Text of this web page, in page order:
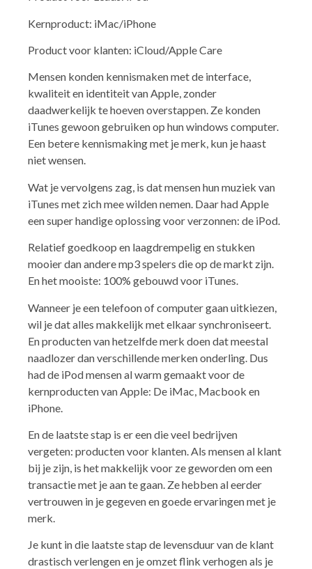
Kernproduct: iMac/iPhone
Product voor klanten: iCloud/Apple Care
Mensen konden kennismaken met de interface,
kwaliteit en identiteit van Apple, zonder
daadwerkelijk te hoeven overstappen. Ze konden
iTunes gewoon gebruiken op hun windows computer.
Een betere kennismaking met je merk, kun je haast
niet wensen.
Wat je vervolgens zag, is dat mensen hun muziek van
iTunes met zich mee wilden nemen. Daar had Apple
een super handige oplossing voor verzonnen: de iPod.
Relatief goedkoop en laagdrempelig en stukken
mooier dan andere mp3 spelers die op de markt zijn.
En het mooiste: 100% gebouwd voor iTunes.
Wanneer je een telefoon of computer gaan uitkiezen,
wil je dat alles makkelijk met elkaar synchroniseert.
En producten van hetzelfde merk doen dat meestal
naadlozer dan verschillende merken onderling. Dus
had de iPod mensen al warm gemaakt voor de
kernproducten van Apple: De iMac, Macbook en
iPhone.
En de laatste stap is er een die veel bedrijven
vergeten: producten voor klanten. Als mensen al klant
bij je zijn, is het makkelijk voor ze geworden om een
transactie met je aan te gaan. Ze hebben al eerder
vertrouwen in je gegeven en goede ervaringen met je
merk.
Je kunt in die laatste stap de levensduur van de klant
drastisch verlengen en je omzet flink verhogen als je